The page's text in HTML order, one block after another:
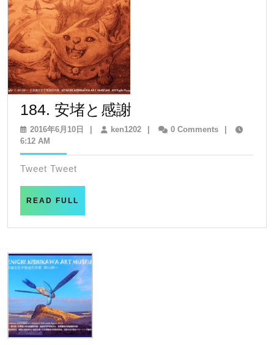
184. 安堵と感謝
安
2016年6月10日
2016
日
ken1202ken12020 Comments
6:12 AM
Tweet Tweet
READ FULL